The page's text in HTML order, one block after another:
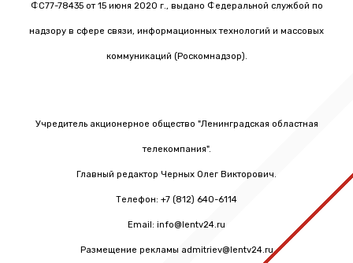
ФС77-78435 от 15 июня 2020 г., выдано Федеральной службой по
надзору в сфере связи, информационных технологий и массовых
коммуникаций (Роскомнадзор).
Учредитель акционерное общество "Ленинградская областная
телекомпания".
Главный редактор Черных Олег Викторович.
Телефон: +7 (812) 640-6114
Email: info@lentv24.ru
Размещение рекламы admitriev@lentv24.ru